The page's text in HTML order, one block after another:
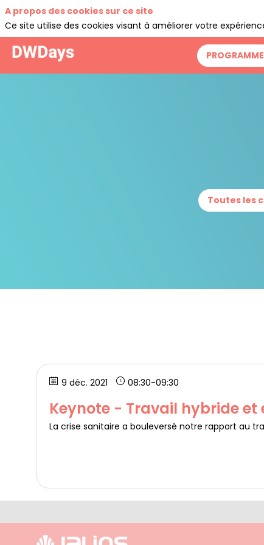
PROGRAMME
Toutes les
9 déc. 2021 08:30-09:30
Keynote - Travail hybride
La crise sanitaire a bouleversé notre rapport au
A propos des cookies sur ce site
Ce site utilise des cookies visant à améliorer votre